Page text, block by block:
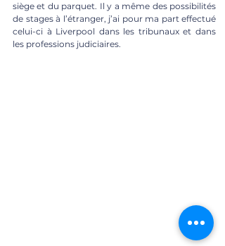
siège et du parquet. Il y a même des possibilités
de stages à l’étranger, j’ai pour ma part effectué
celui-ci à Liverpool dans les tribunaux et dans
les professions judiciaires.